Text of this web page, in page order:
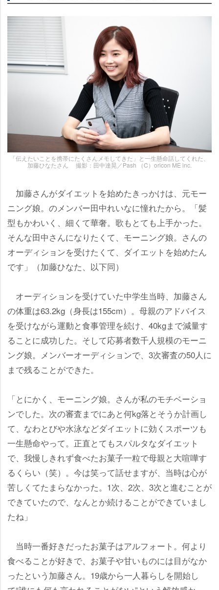
「伝えたいことを携帯にたくさんメモしてきた」と一生懸命話してくれた、
加藤ひなたさん 撮影：田中達晃／Pash （C）oricon ME inc.
加藤さんがダイエットを始めたきっかけは、元モー
ニング娘。のメンバー田中れいなに憧れたから。「髪
型もかわいく、細くて華奢。歌もとても上手かった。
そんな田中さんになりたくて、モーニング娘。さんの
オーディションを受けたくて、ダイエットを始めたん
です」（加藤ひなた、以下同）
オーディションを受けていた中学生当時、加藤さん
の体重は63.2kg（身長は155cm）。母親のアドバイス
を受けながら運動と食事管理を続け、40kgまで減量す
ることに成功した。そして応募者数千人規模のモーニ
ング娘。メンバーオーディションで、3次審査の50人に
まで残ることができた。
「とにかく、モーニング娘。さんが私のモチベーショ
ンでした。次の審査までにあと何kg落とそうか計画し
て、なわとびや水泳などダイエットに効くスポーツも
一生懸命やって。正直とてもスパルタなダイエット
で、我慢しきれず食べたお菓子一粒で母親と大喧嘩す
るくらい（笑）。今は笑って話せますが、当時は心が
苦しくてたまらなかった。1次、2次、3次と進むことが
できていたので、なんとか続けることができていまし
たね」
当時一番好きだったお菓子はアルフォート。何より
食べることが好きで、お菓子や甘いものには目がなか
ったという加藤さん。19歳から一人暮らしを開始し